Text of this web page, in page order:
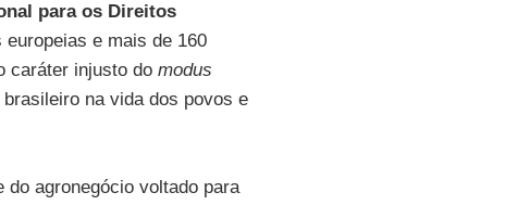
para os Direitos
e mais de 160
caráter injusto do modus
na vida dos povos e
agronegócio voltado para